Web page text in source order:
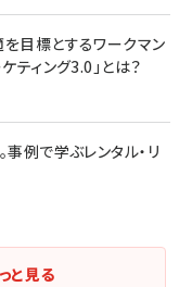
を目標とするワークマン
ティング3.0」とは？
例で学ぶレンタル・リ
と見る